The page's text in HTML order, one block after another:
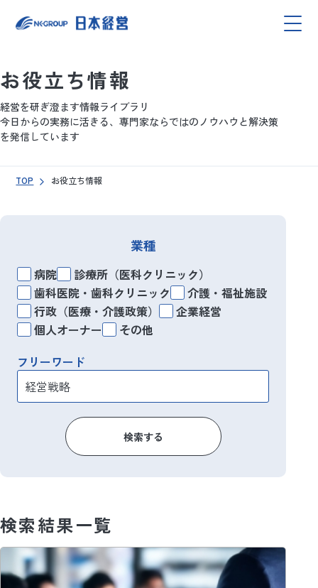
お役立ち情報
経営を研ぎ澄ます情報ライブラリ
今日からの実務に活きる、専門家ならではのノウハウと解決策
を発信しています
TOP お役立ち情報
業種
病院
診療所（医科クリニック）
歯科医院・歯科クリニック
介護・福祉施設
行政（医療・介護政策）
企業経営
個人オーナー
その他
フリーワード
検索する
検索結果一覧